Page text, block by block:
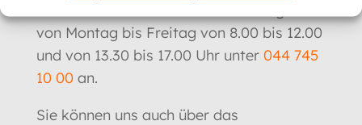
von Montag bis Freitag von 8.00 bis 12.00
und von 13.30 bis 17.00 Uhr unter 044 745
10 00an.
Sie können uns auch über das